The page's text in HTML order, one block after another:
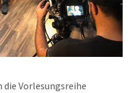
die Vorlesungsreihe